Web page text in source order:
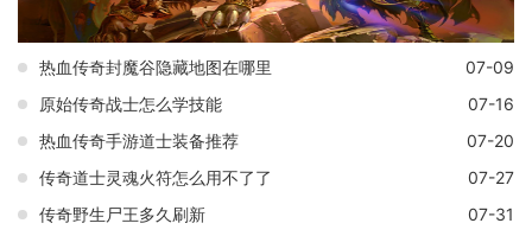
热血传奇封魔谷隐藏地图在哪里
07-09
原始传奇战士怎么学技能
07-16
热血传奇手游道士装备推荐
07-20
传奇道士灵魂火符怎么用不了了
07-27
传奇野生尸王多久刷新
07-31